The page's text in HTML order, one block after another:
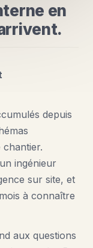
en
depuis
ingénieur
sur site, et
à connaître
aux questions